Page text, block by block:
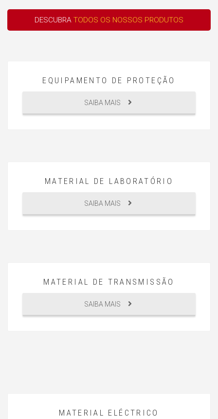
DESCUBRA TODOS OS NOSSOS PRODUTOS
EQUIPAMENTO DE PROTEÇÃO
SAIBA MAIS
MATERIAL DE LABORATÓRIO
SAIBA MAIS
MATERIAL DE TRANSMISSÃO
SAIBA MAIS
MATERIAL ELÉCTRICO